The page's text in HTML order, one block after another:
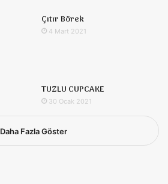
Çıtır Börek
4 Mart 2021
TUZLU CUPCAKE
30 Ocak 2021
Daha Fazla Göster